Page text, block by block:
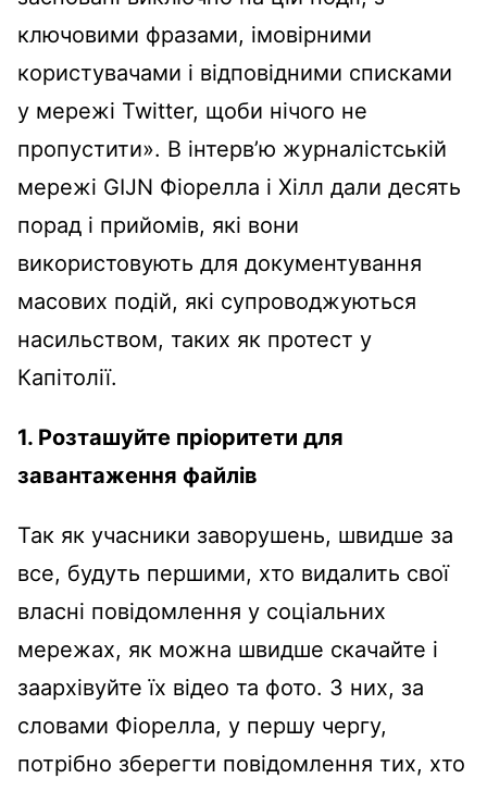
ключовими фразами, імовірними
користувачами і відповідними списками
у мережі Twitter, щоби нічого не
пропустити». В інтерв’ю журналістській
мережі GIJN Фіорелла і Хілл дали десять
порад і прийомів, які вони
використовують для документування
масових подій, які супроводжуються
насильством, таких як протест у
Капітолії.
1. Розташуйте пріоритети для
завантаження файлів
Так як учасники заворушень, швидше за
все, будуть першими, хто видалить свої
власні повідомлення у соціальних
мережах, як можна швидше скачайте і
заархівуйте їх відео та фото. З них, за
словами Фіорелла, у першу чергу,
потрібно зберегти повідомлення тих, хто